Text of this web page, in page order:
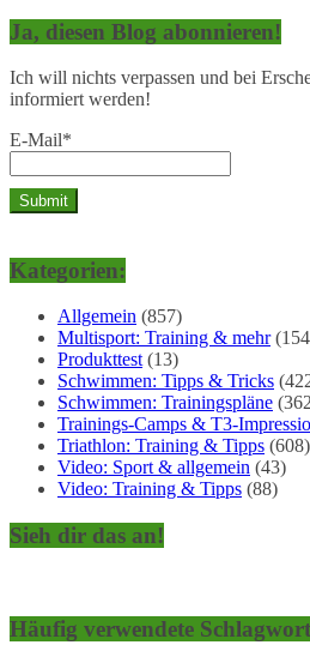
Ja, diesen Blog abonnieren!
Ich will nichts verpassen und bei
informiert werden!
E-Mail*
Kategorien:
Allgemein (857)
Multisport: Training & mehr
Produkttest(13)
Schwimmen: Tipps & Tricks
Schwimmen: Trainingspläne
Trainings-Camps & T3-
Triathlon: Training & Tipps (608)
Video: Sport & allgemein (43)
Video: Training & Tipps (88)
Sieh dir das an!
Häufig verwendete